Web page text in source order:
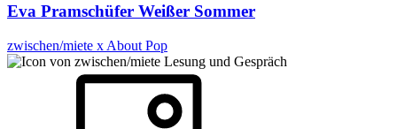
Eva Pramschüfer Weißer Sommer
zwischen/miete x About Pop
Lesung und Gespräch